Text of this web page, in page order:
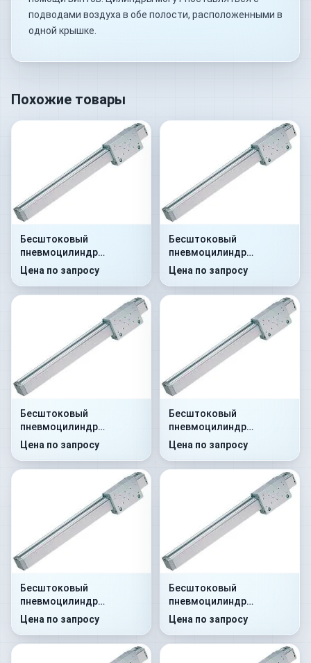
подводами воздуха в обе полости, расположенными в
одной крышке.
Похожие товары
Бесштоковый
пневмоцилиндр
52M2P25A0050
Цена по запросу
Бесштоковый
пневмоцилиндр
52M2P25A0100
Цена по запросу
Бесштоковый
пневмоцилиндр
52M2P25A0110
Цена по запросу
Бесштоковый
пневмоцилиндр
52M2P25A0120
Цена по запросу
Бесштоковый
пневмоцилиндр
52M2P25A0125
Цена по запросу
Бесштоковый
пневмоцилиндр
52M2P25A0130
Цена по запросу